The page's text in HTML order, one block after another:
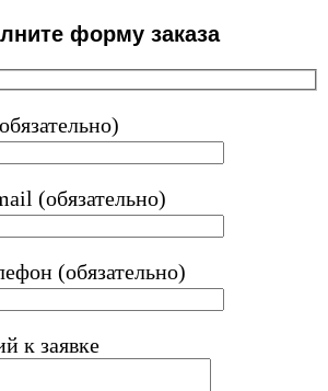
форму заказа
(обязательно)
(обязательно)
к заявке